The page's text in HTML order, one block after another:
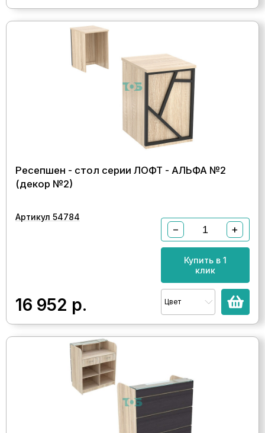
Ресепшен - стол серии ЛОФТ - АЛЬФА №2
(декор №2)
Артикул 54784
16 952 р.
− +
Купить в 1
клик
Цвет